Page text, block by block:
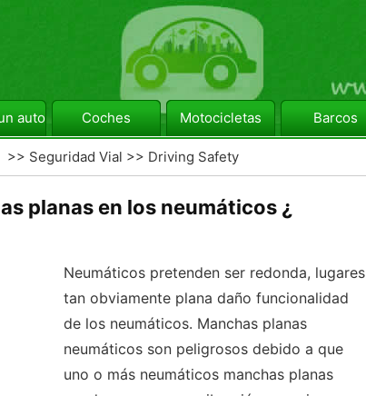
automóvil Coches Motocicletas Barcos
>> Seguridad Vial >> Driving Safety
planas en los neumáticos ¿
Neumáticos pretenden ser redonda, lugares
tan obviamente plana daño funcionalidad
de los neumáticos. Manchas planas
neumáticos son peligrosos debido a que
uno o más neumáticos manchas planas